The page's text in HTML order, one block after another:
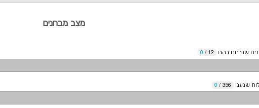
מצב מבחנים
שנבחנו בהם 12
/
0
שנענו 356
/
0